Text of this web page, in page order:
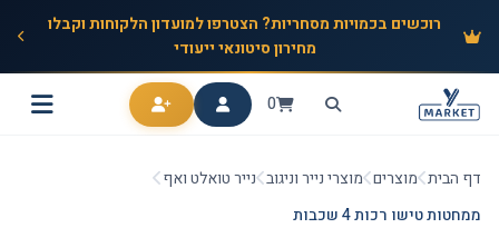
רוכשים בכמויות מסחריות? הצטרפו למועדון הלקוחות וקבלו
מחירון סיטונאי ייעודי
0
דף הבית מוצרים מוצרי נייר וניגוב נייר טואלט ואף
ממחטות טישו רכות 4 שכבות